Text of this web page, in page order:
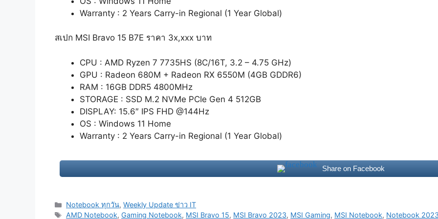
Warranty : 2 Years Carry-in Regional (1 Year Global)
สเปก MSI Bravo 15 B7E ราคา 3x,xxx บาท
CPU : AMD Ryzen 7 7735HS (8C/16T, 3.2 – 4.75 GHz)
GPU : Radeon 680M + Radeon RX 6550M (4GB GDDR6)
RAM : 16GB DDR5 4800MHz
STORAGE : SSD M.2 NVMe PCIe Gen 4 512GB
DISPLAY: 15.6″ IPS FHD @144Hz
OS : Windows 11 Home
Warranty : 2 Years Carry-in Regional (1 Year Global)
Share on Facebook
Categories
Notebook ทุกวัน,Weekly Update ข่าว IT
Tags
AMD Notebook, Gaming Notebook, MSI Bravo 15, MSI Bravo 2023, MSI Gaming, MSI Notebook, Notebook